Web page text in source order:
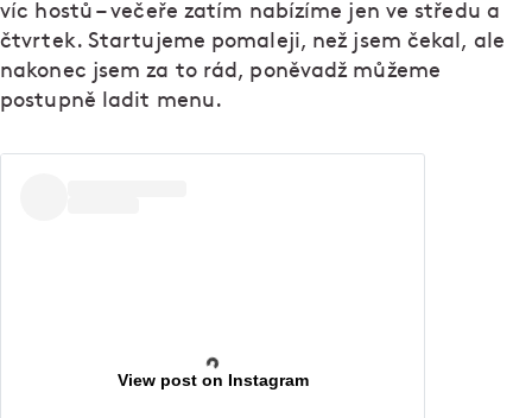
víc hostů – večeře zatím nabízíme jen ve středu a
čtvrtek. Startujeme pomaleji, než jsem čekal, ale
nakonec jsem za to rád, poněvadž můžeme
postupně ladit menu.
View post on Instagram